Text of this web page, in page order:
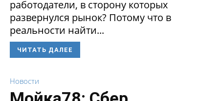
работодатели, в сторону которых
развернулся рынок? Потому что в
реальности найти...
ЧИТАТЬ ДАЛЕЕ
Новости